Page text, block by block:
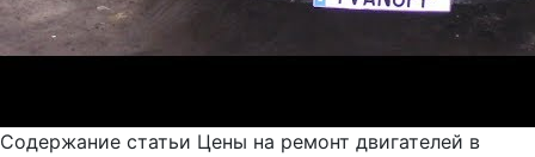
Содержание статьи Цены на ремонт двигателей в